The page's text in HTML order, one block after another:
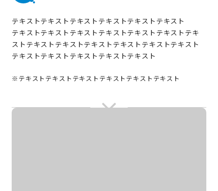
テキストテキストテキストテキストテキストテキスト
テキストテキストテキストテキストテキストテキストテキ
ストテキストテキストテキストテキストテキストテキスト
テキストテキストテキストテキストテキスト
※テキストテキストテキストテキストテキストテキスト